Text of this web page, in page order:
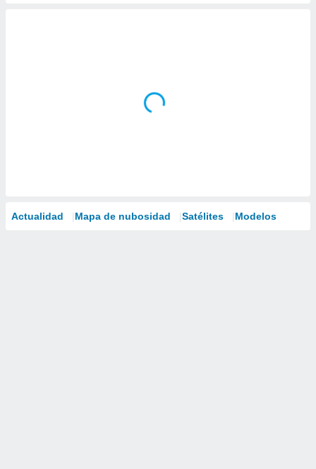
Actualidad Mapa de nubosidad Satélites Modelos